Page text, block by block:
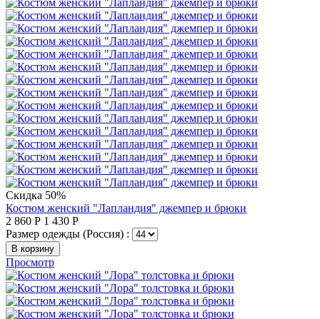
Скидка 50%
Костюм женский "Лапландия" джемпер и брюки
2 860 Р 1 430 Р
Размер одежды (Россия) :
В корзину
Просмотр